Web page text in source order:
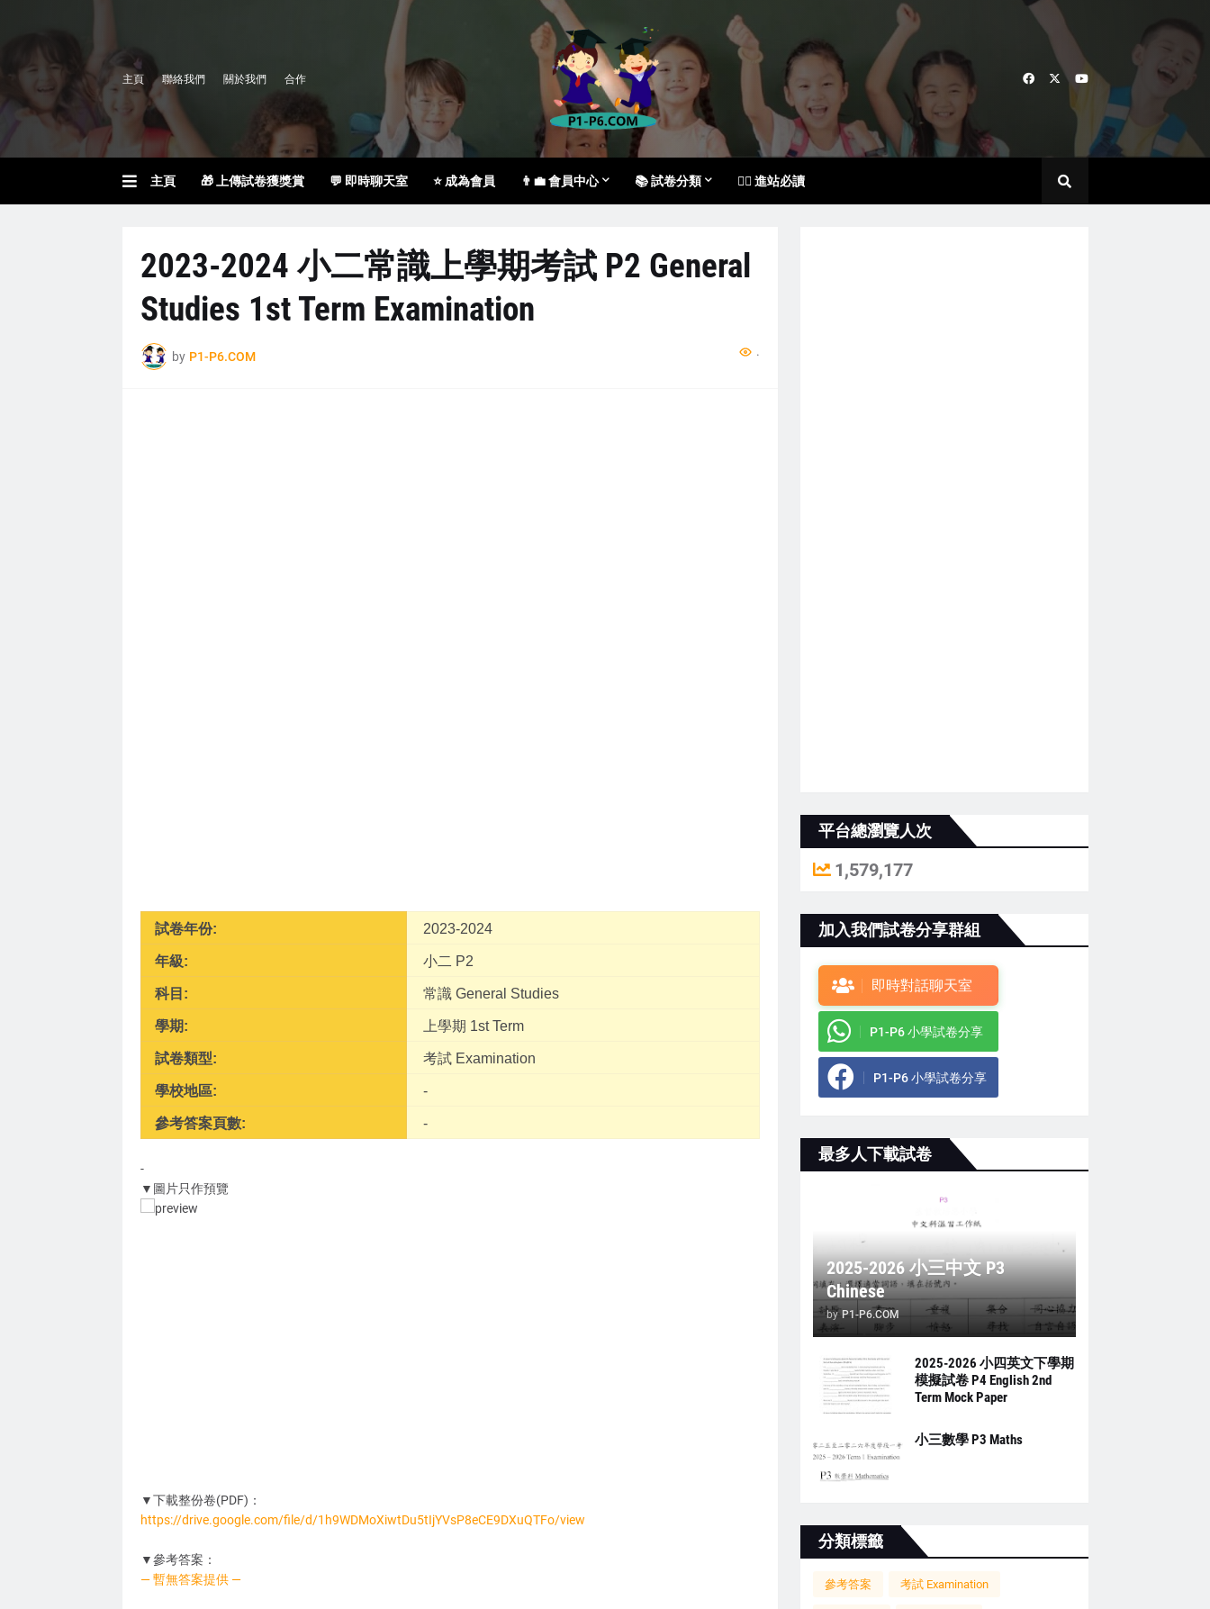
主頁 聯絡我們 關於我們 合作
主頁 🎁 上傳試卷獲獎賞 💬 即時聊天室 ⭐ 成為會員 👨‍💼 會員中心 📚 試卷分類 🙇‍♀️ 進站必讀
2023-2024 小二常識上學期考試 P2 General
Studies 1st Term Examination
by P1-P6.COM ...
試卷年份: 2023-2024
年級: 小二 P2
科目: 常識 General Studies
學期: 上學期 1st Term
試卷類型: 考試 Examination
學校地區: -
參考答案頁數: -
-
▼圖片只作預覽
▼下載整份卷(PDF)：
https://drive.google.com/file/d/1h9WDMoXiwtDu5tIjYVsP8eCE9DXuQTFo/view
▼參考答案：
— 暫無答案提供 —
平台總瀏覽人次
1,579,177
加入我們試卷分享群組
即時對話聊天室
P1-P6 小學試卷分享
P1-P6 小學試卷分享
最多人下載試卷
2025-2026 小三中文 P3
Chinese
by P1-P6.COM
2025-2026 小四英文下學期
模擬試卷 P4 English 2nd
Term Mock Paper
小三數學 P3 Maths
分類標籤
參考答案 考試 Examination